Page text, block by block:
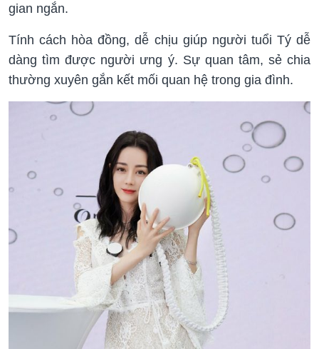
gian ngắn.
Tính cách hòa đồng, dễ chịu giúp người tuổi Tý dễ
dàng tìm được người ưng ý. Sự quan tâm, sẻ chia
thường xuyên gắn kết mối quan hệ trong gia đình.